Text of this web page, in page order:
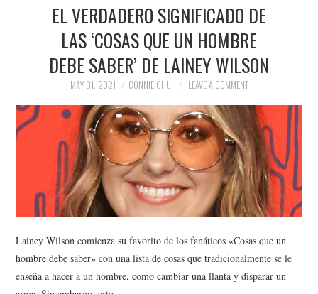
EL VERDADERO SIGNIFICADO DE
LAS ‘COSAS QUE UN HOMBRE
DEBE SABER’ DE LAINEY WILSON
MAY 31, 2021 CONNIE CHU LEAVE A COMMENT
Lainey Wilson comienza su favorito de los fanáticos «Cosas que un
hombre debe saber» con una lista de cosas que tradicionalmente se le
enseña a hacer a un hombre, como cambiar una llanta y disparar un